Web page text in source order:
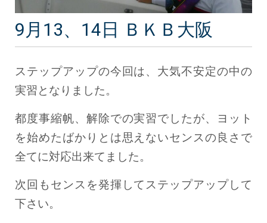
9月13、14日 ＢＫＢ大阪
ステップアップの今回は、大気不安定の中の
実習となりました。
都度事縮帆、解除での実習でしたが、ヨット
を始めたばかりとは思えないセンスの良さで
全てに対応出来てました。
次回もセンスを発揮してステップアップして
下さい。